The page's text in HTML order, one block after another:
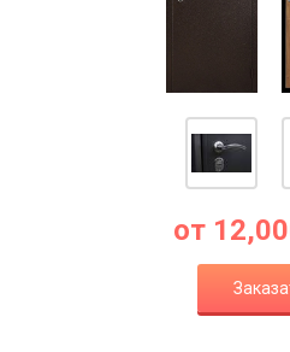
Ежедневно с
+7 (495)
от